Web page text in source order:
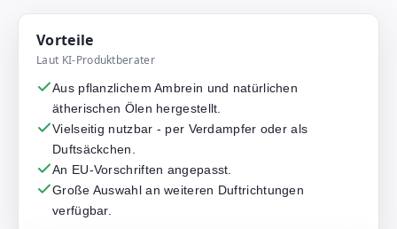
Vorteile
Laut KI-Produktberater
Aus pflanzlichem Ambrein und natürlichen
ätherischen Ölen hergestellt.
Vielseitig nutzbar - per Verdampfer oder als
Duftsäckchen.
An EU-Vorschriften angepasst.
Große Auswahl an weiteren Duftrichtungen
verfügbar.